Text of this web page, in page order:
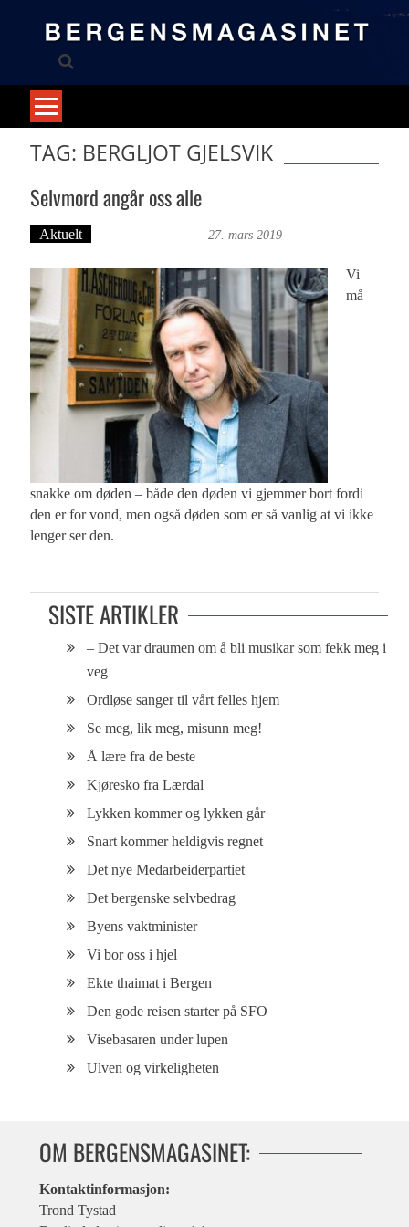
TAG: BERGLJOT GJELSVIK
Selvmord angår oss alle
Aktuelt 27. mars 2019
Vi
må
snakke om døden – både den døden vi gjemmer bort fordi
den er for vond, men også døden som er så vanlig at vi ikke
lenger ser den.
SISTE ARTIKLER
– Det var draumen om å bli musikar som fekk meg i
veg
Ordløse sanger til vårt felles hjem
Se meg, lik meg, misunn meg!
Å lære fra de beste
Kjøresko fra Lærdal
Lykken kommer og lykken går
Snart kommer heldigvis regnet
Det nye Medarbeiderpartiet
Det bergenske selvbedrag
Byens vaktminister
Vi bor oss i hjel
Ekte thaimat i Bergen
Den gode reisen starter på SFO
Visebasaren under lupen
Ulven og virkeligheten
OM BERGENSMAGASINET:
Kontaktinformasjon:
Trond Tystad